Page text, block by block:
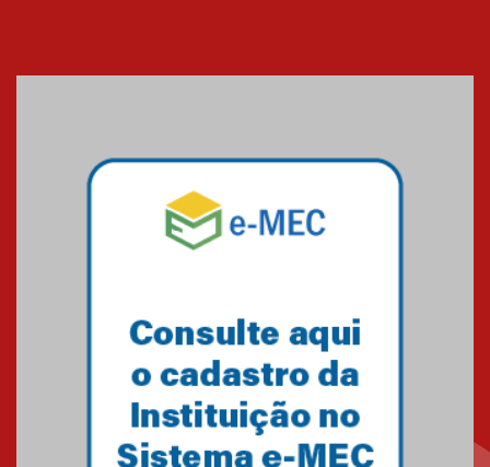
Mackenzie mobiliza campanha
solidária para apoiar famílias em
Minas Gerais
Primeiro culto do ano ressalta o
27.02.2026